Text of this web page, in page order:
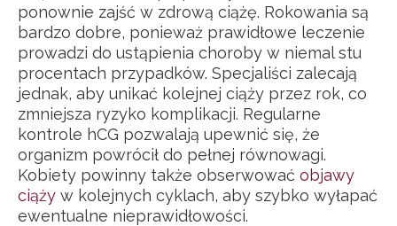
ponownie zajść w zdrową ciążę. Rokowania są
bardzo dobre, ponieważ prawidłowe leczenie
prowadzi do ustąpienia choroby w niemal stu
procentach przypadków. Specjaliści zalecają
jednak, aby unikać kolejnej ciąży przez rok, co
zmniejsza ryzyko komplikacji. Regularne
kontrole hCG pozwalają upewnić się, że
organizm powrócił do pełnej równowagi.
Kobiety powinny także obserwować objawy
ciąży w kolejnych cyklach, aby szybko wyłapać
ewentualne nieprawidłowości.